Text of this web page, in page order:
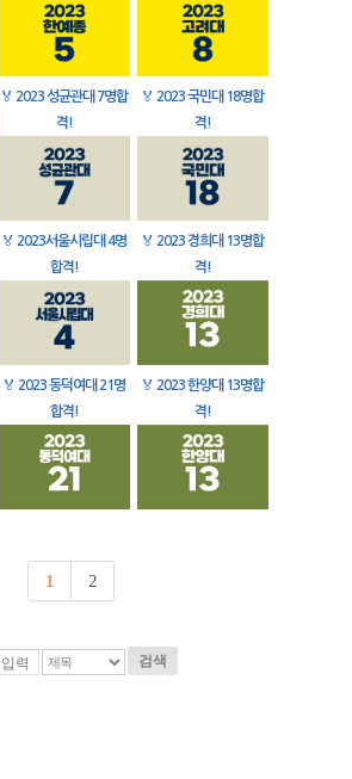
🏅 2023 성균관대 7명합
격!
🏅 2023 국민대 18명합
격!
🏅 2023서울시립대 4명
합격!
🏅 2023 경희대 13명합
격!
🏅 2023 동덕여대 21명
합격!
🏅 2023 한양대 13명합
격!
1 2
검색